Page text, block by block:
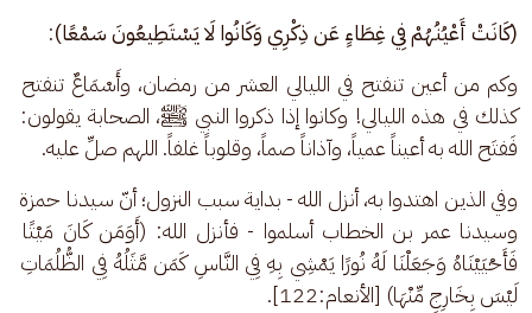
(كَانَتْ أَعْيُنُهُمْ فِي غِطَاءٍ عَن ذِكْرِي وَكَانُوا لَا يَسْتَطِيعُونَ سَمْعًا):
وكم من أعين تنفتح في الليالي العشر من رمضان، وأَسْمَاعٌ تنفتح
كذلك في هذه الليالي! وكانوا إذا ذكروا النبي ﷺ، الصحابة يقولون:
فَفتَح الله به أعيناً عمياً، وآذاناً صماً، وقلوباً غلفاً. اللهم صلِّ عليه.
وفي الذين اهتدوا به، أنزل الله - بداية سبب النزول؛ أنّ سيدنا حمزة
وسيدنا عمر بن الخطاب أسلموا - فأنزل الله: (أَوَمَن كَانَ مَيْتًا
فَأَحْيَيْنَاهُ وَجَعَلْنَا لَهُ نُورًا يَمْشِي بِهِ فِي النَّاسِ كَمَن مَّثَلُهُ فِي الظُّلُمَاتِ
لَيْسَ بِخَارِجٍ مِّنْهَا) [الأنعام:122].